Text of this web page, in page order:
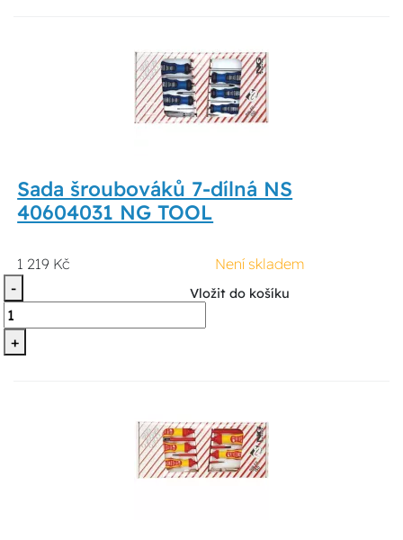
Sada šroubováků 7-dílná NS
40604031 NG TOOL
1 219 Kč
Není skladem
-
+
Vložit do košíku